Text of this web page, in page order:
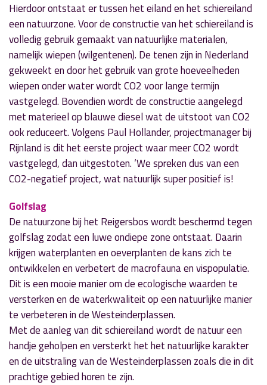
Hierdoor ontstaat er tussen het eiland en het schiereiland
een natuurzone. Voor de constructie van het schiereiland is
volledig gebruik gemaakt van natuurlijke materialen,
namelijk wiepen (wilgentenen). De tenen zijn in Nederland
gekweekt en door het gebruik van grote hoeveelheden
wiepen onder water wordt CO2 voor lange termijn
vastgelegd. Bovendien wordt de constructie aangelegd
met materieel op blauwe diesel wat de uitstoot van CO2
ook reduceert. Volgens Paul Hollander, projectmanager bij
Rijnland is dit het eerste project waar meer CO2 wordt
vastgelegd, dan uitgestoten. ‘We spreken dus van een
CO2-negatief project, wat natuurlijk super positief is!
Golfslag
De natuurzone bij het Reigersbos wordt beschermd tegen
golfslag zodat een luwe ondiepe zone ontstaat. Daarin
krijgen waterplanten en oeverplanten de kans zich te
ontwikkelen en verbetert de macrofauna en vispopulatie.
Dit is een mooie manier om de ecologische waarden te
versterken en de waterkwaliteit op een natuurlijke manier
te verbeteren in de Westeinderplassen.
Met de aanleg van dit schiereiland wordt de natuur een
handje geholpen en versterkt het het natuurlijke karakter
en de uitstraling van de Westeinderplassen zoals die in dit
prachtige gebied horen te zijn.